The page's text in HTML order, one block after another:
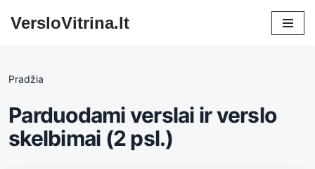
VersloVitrina.lt
Pradžia
Parduodami verslai ir verslo
skelbimai (2 psl.)